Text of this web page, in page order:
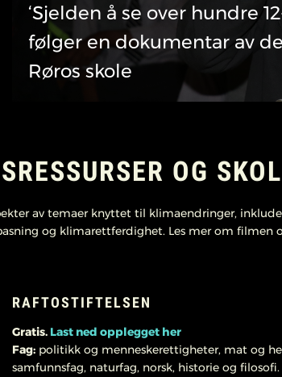
‘Sjelden å se over hundre
følger en dokumentar av
Røros skole
OG
av temaer knyttet til klimaendringer,
og klimarettferdighet. Les mer om filmen
RAFTOSTIFTELSEN
Gratis. Last ned opplegget her
Fag: politikk og menneskerettigheter, mat og
samfunnsfag, naturfag, norsk, historie og filosofi.